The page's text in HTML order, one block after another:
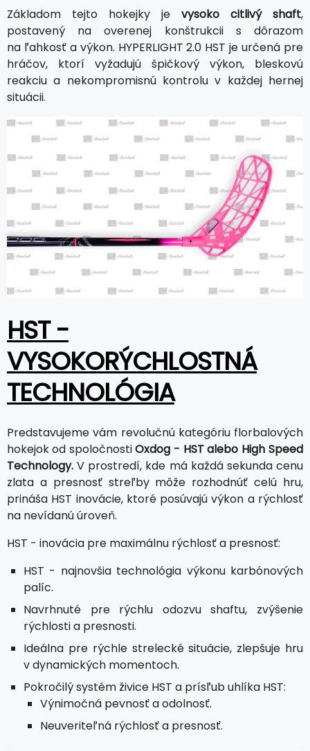
Základom tejto hokejky je vysoko citlivý shaft,
postavený na overenej konštrukcii s dôrazom
na ľahkosť a výkon. HYPERLIGHT 2.0 HST je určená pre
hráčov, ktorí vyžadujú špičkový výkon, bleskovú
reakciu a nekompromisnú kontrolu v každej hernej
situácii.
HST -
VYSOKORÝCHLOSTNÁ
TECHNOLÓGIA
Predstavujeme vám revolučnú kategóriu florbalových
hokejok od spoločnostiOxdog - HST alebo High Speed
Technology. V prostredí, kde má každá sekunda cenu
zlata a presnosť streľby môže rozhodnúť celú hru,
prináša HST inovácie, ktoré posúvajú výkon a rýchlosť
na nevídanú úroveň.
HST - inovácia pre maximálnu rýchlosť a presnosť:
HST - najnovšia technológia výkonu karbónových
palíc.
Navrhnuté pre rýchlu odozvu shaftu, zvýšenie
rýchlosti a presnosti.
Ideálna pre rýchle strelecké situácie, zlepšuje hru
v dynamických momentoch.
Pokročilý systém živice HST a prísľub uhlíka HST:
Výnimočná pevnosť a odolnosť.
Neuveriteľná rýchlosť a presnosť.